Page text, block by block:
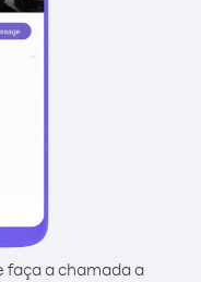
faça a chamada a